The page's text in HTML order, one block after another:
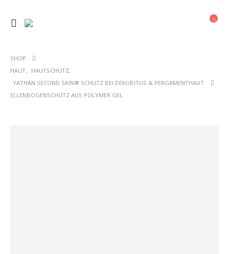
SHOP
HAUT, HAUTSCHUTZ,
YATHAN SECOND SKIN® SCHUTZ BEI DEKUBITUS & PERGAMENTHAUT
ELLENBOGENSCHUTZ AUS POLYMER GEL